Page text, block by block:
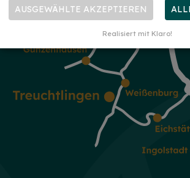
AUSGEWÄHLTE AKZEPTIEREN
Realisiert mit Klaro!